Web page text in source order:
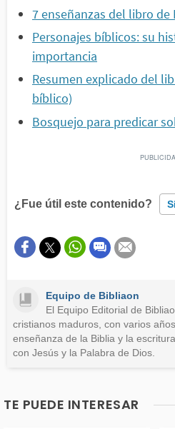
7 enseñanzas del libro de
Personajes bíblicos: su
importancia
Resumen explicado del
bíblico)
Bosquejo para predicar
¿Fue útil este contenido?
Este contenido contiene
Otro
Equipo de Bibliaon
El Equipo Editorial de
cristianos maduros, con varios
enseñanza de la Biblia y la
con Jesús y la Palabra de Dios.
TE PUEDE INTERESAR